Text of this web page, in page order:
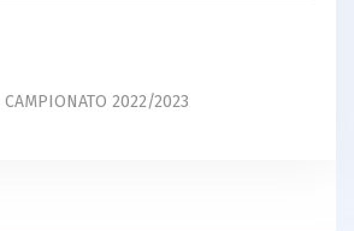
CAMPIONATO 2022/2023